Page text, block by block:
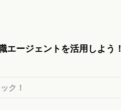
エージェントを活用しよう！
ク！